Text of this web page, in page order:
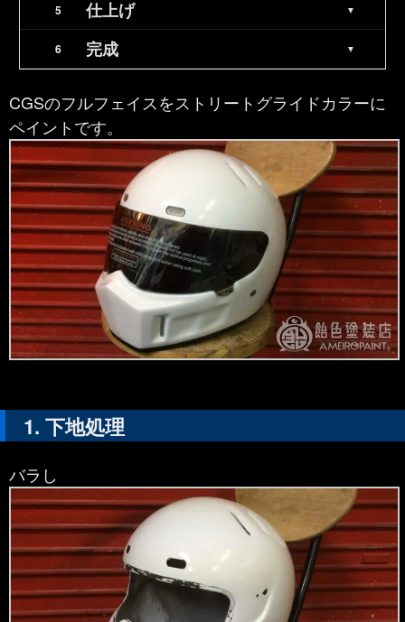
仕上げ
完成
CGSのフルフェイスをストリートグライドカラーに
ペイントです。
下地処理
バラし